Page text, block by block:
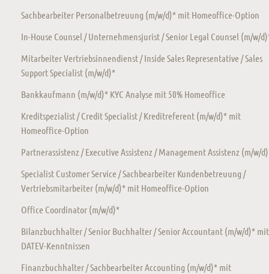
Sachbearbeiter Personalbetreuung (m/w/d)* mit Homeoffice-Option
In-House Counsel / Unternehmensjurist / Senior Legal Counsel (m/w/
Mitarbeiter Vertriebsinnendienst / Inside Sales Representative / Sales
Support Specialist (m/w/d)*
Bankkaufmann (m/w/d)* KYC Analyse mit 50% Homeoffice
Kreditspezialist / Credit Specialist / Kreditreferent (m/w/d)* mit
Homeoffice-Option
Partnerassistenz / Executive Assistenz / Management Assistenz (m/w/
Specialist Customer Service / Sachbearbeiter Kundenbetreuung /
Vertriebsmitarbeiter (m/w/d)* mit Homeoffice-Option
Office Coordinator (m/w/d)*
Bilanzbuchhalter / Senior Buchhalter / Senior Accountant (m/w/d)* mit
DATEV-Kenntnissen
Finanzbuchhalter / Sachbearbeiter Accounting (m/w/d)* mit